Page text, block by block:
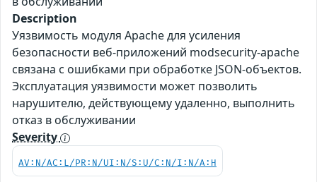
Description
Уязвимость модуля Apache для усиления
безопасности веб-приложений modsecurity-apache
связана с ошибками при обработке JSON-объектов.
Эксплуатация уязвимости может позволить
нарушителю, действующему удаленно, выполнить
отказ в обслуживании
Severity
AV:N/AC:L/PR:N/UI:N/S:U/C:N/I:N/A:H